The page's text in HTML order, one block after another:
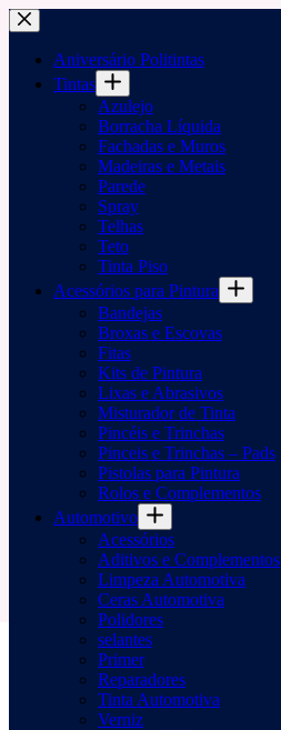
Pular
para
conteúdo
Aniversário Politintas
Tintas
Azulejo
Borracha Líquida
Fachadas e Muros
Madeiras e Metais
Parede
Spray
Telhas
Teto
Tinta Piso
Acessórios para Pintura
Bandejas
Broxas e Escovas
Fitas
Kits de Pintura
Lixas e Abrasivos
Misturador de Tinta
Pincéis e Trinchas
Pinceis e Trinchas – Pads
Pistolas para Pintura
Rolos e Complementos
Automotivo
Acessórios
Aditivos e Complementos
Limpeza Automotiva
Ceras Automotiva
Polidores
selantes
Primer
Reparadores
Tinta Automotiva
Verniz